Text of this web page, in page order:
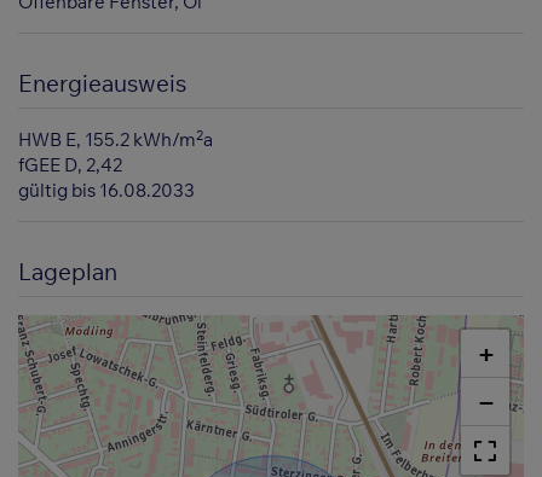
Energieausweis
HWB E, 155.2 kWh/m2a
fGEE D, 2,42
gültig bis 16.08.2033
Lageplan
+
−